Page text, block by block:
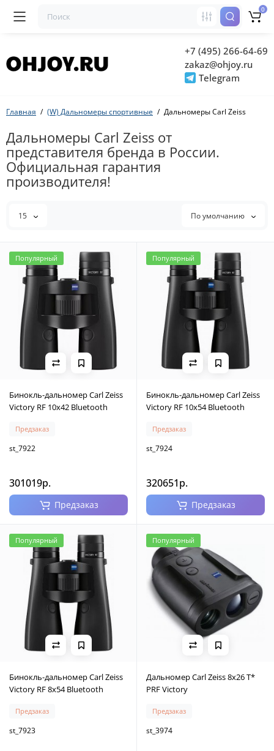
+7 (495) 266-64-69
zakaz@ohjoy.ru
Telegram
0
Главная (W) Дальномеры спортивные Дальномеры Carl Zeiss
Дальномеры Carl Zeiss от
представителя бренда в России.
Официальная гарантия
производителя!
15 По умолчанию
Популярный
Бинокль-дальномер Carl Zeiss
Victory RF 10x42 Bluetooth
Предзаказ
st_7922
301019р.
Предзаказ
Популярный
Бинокль-дальномер Carl Zeiss
Victory RF 10x54 Bluetooth
Предзаказ
st_7924
320651р.
Предзаказ
Популярный
Бинокль-дальномер Carl Zeiss
Victory RF 8x54 Bluetooth
Предзаказ
st_7923
Популярный
Дальномер Carl Zeiss 8x26 T*
PRF Victory
Предзаказ
st_3974